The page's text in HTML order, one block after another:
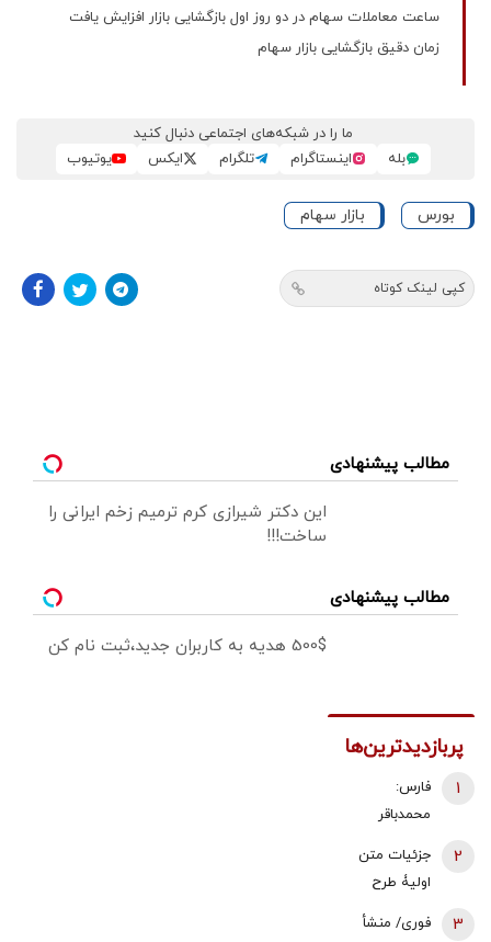
ساعت معاملات سهام در دو روز اول بازگشایی بازار افزایش یافت
زمان دقیق بازگشایی بازار سهام
ما را در شبکه‌های اجتماعی دنبال کنید
بله
اینستاگرام تلگرام ایکس یوتیوب
بورس بازار سهام
کپی لینک کوتاه
مطالب پیشنهادی
این دکتر شیرازی کرم ترمیم زخم ایرانی را
ساخت!!!
مطالب پیشنهادی
500$ هدیه به کاربران جدید،ثبت نام کن
پربازدیدترین‌ها
فارس:
محمدباقر
داد/ محسن
رضایی دبیر
شورای عالی
1
جزئیات متن
اولیۀ طرح
مدیریت تنگه
2
فوری/ منشأ
3